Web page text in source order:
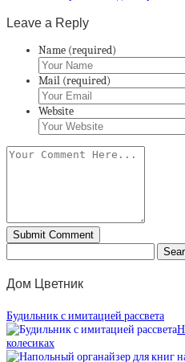
Leave a Reply
Name (required)
Mail (required)
Website
Дом Цветник
Будильник с имитацией рассвета
колесиках